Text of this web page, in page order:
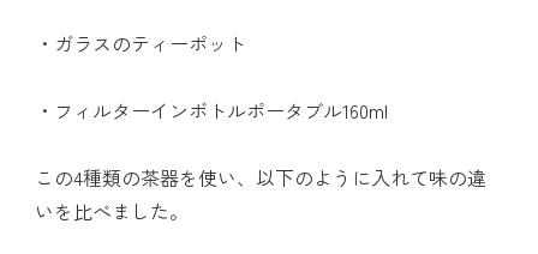
・ガラスのティーポット
・フィルターインボトルポータブル160ml
この4種類の茶器を使い、以下のように入れて味の違
いを比べました。